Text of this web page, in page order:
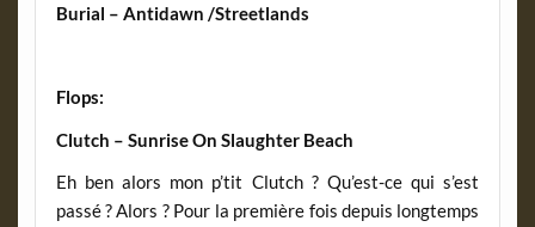
Burial – Antidawn /Streetlands
Flops:
Clutch – Sunrise On Slaughter Beach
Eh ben alors mon p’tit Clutch ? Qu’est-ce qui s’est
passé ? Alors ? Pour la première fois depuis longtemps